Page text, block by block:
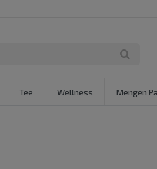
Tee Wellness Mengen